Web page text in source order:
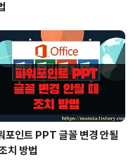
포인트 PPT 글꼴 변경 안될
치 방법